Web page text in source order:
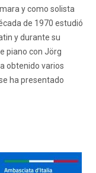
y como solista
de 1970 estudió
y durante su
piano con Jörg
obtenido varios
ha presentado